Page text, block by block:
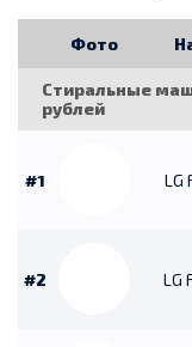
Фото
Стиральные
рублей
#1 LG
#2 LG